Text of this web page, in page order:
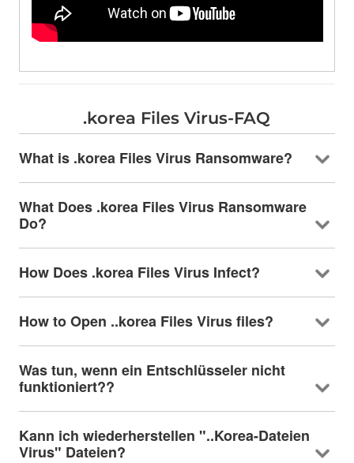
.korea Files Virus-FAQ
What is .korea Files Virus Ransomware?
What Does .korea Files Virus Ransomware
Do?
How Does .korea Files Virus Infect?
How to Open ..korea Files Virus files?
Was tun, wenn ein Entschlüsseler nicht
funktioniert??
Kann ich wiederherstellen "..Korea-Dateien
Virus" Dateien?